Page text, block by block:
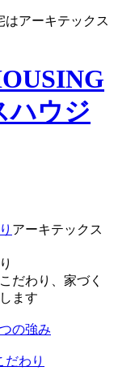
はアーキテックス
アーキテックス
だわり、家づく
ます
の強み
だわり